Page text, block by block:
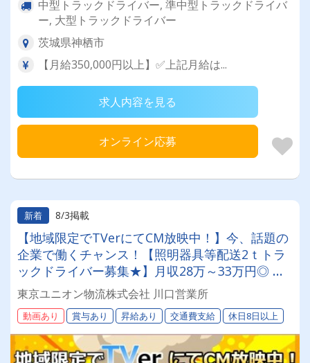
中型トラックドライバー, 準中型トラックドライバ
ー, 大型トラックドライバー
茨城県神栖市
【月給350,000円以上】✅上記月給は...
求人内容を見る
オンライン応募
新着 8/3掲載
【地域限定でTVerにてCM放映中！】今、話題の
企業で働くチャンス！【照明器具等配送2ｔトラ
ックドライバー募集★】月収28万～33万円◎ 賞
与年2回／昇給有／福利厚生充実／仕事量安定／
未経験歓迎◎【年間休日113日以上】連休もあり
◎プライベート充実可◎「安心・安全」で働く。
東京ユニオン物流でドライバーライフを送りませ
んか？
東京ユニオン物流株式会社 川口営業所
動画あり 賞与あり 昇給あり 交通費支給 休日8日以上